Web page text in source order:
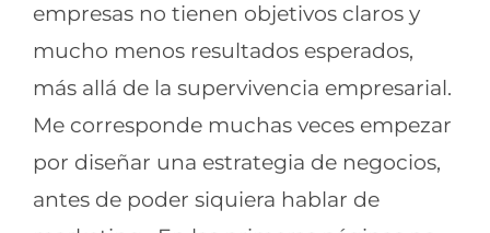
empresas no tienen objetivos claros y
mucho menos resultados esperados,
más allá de la supervivencia empresarial.
Me corresponde muchas veces empezar
por diseñar una estrategia de negocios,
antes de poder siquiera hablar de